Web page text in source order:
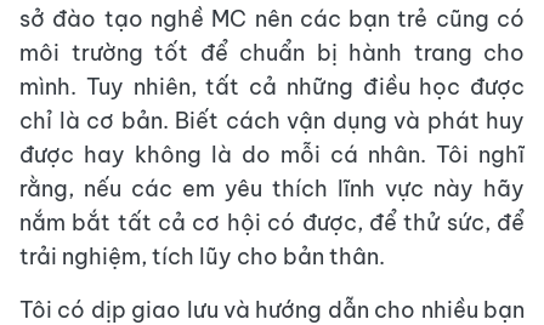
sở đào tạo nghề MC nên các bạn trẻ cũng có
môi trường tốt để chuẩn bị hành trang cho
mình. Tuy nhiên, tất cả những điều học được
chỉ là cơ bản. Biết cách vận dụng và phát huy
được hay không là do mỗi cá nhân. Tôi nghĩ
rằng, nếu các em yêu thích lĩnh vực này hãy
nắm bắt tất cả cơ hội có được, để thử sức, để
trải nghiệm, tích lũy cho bản thân.
Tôi có dịp giao lưu và hướng dẫn cho nhiều bạn